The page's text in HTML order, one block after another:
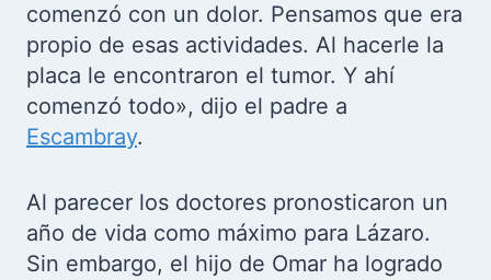
comenzó con un dolor. Pensamos que era
propio de esas actividades. Al hacerle la
placa le encontraron el tumor. Y ahí
comenzó todo», dijo el padre a
Escambray.
Al parecer los doctores pronosticaron un
año de vida como máximo para Lázaro.
Sin embargo, el hijo de Omar ha logrado